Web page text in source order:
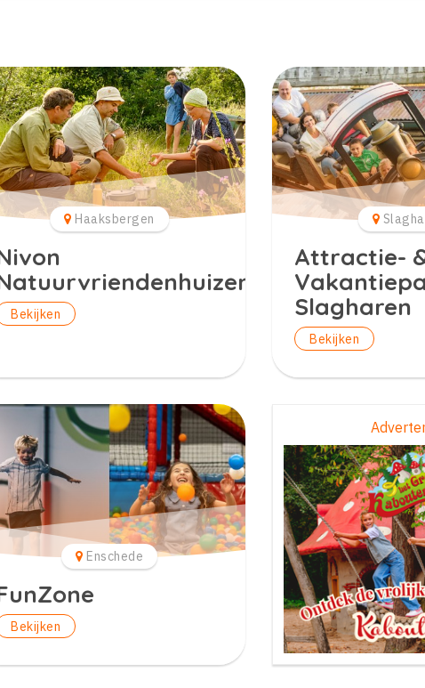
Haaksbergen
Bekijken
Attractie-
Slagharen
Bekijken
Enschede
Bekijken